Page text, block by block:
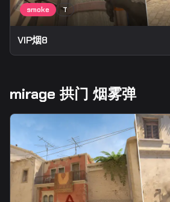
VIP烟8
mirage 拱门 烟雾弹